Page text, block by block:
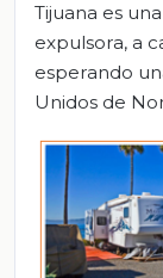
Tijuana es
expulsora, a
esperando
Unidos de